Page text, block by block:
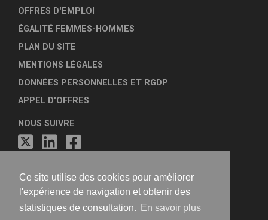
Ce site utilise des cookies pour améliorer
l'expérience de navigation et obtenir des
statistiques de consultation.
En savoir plus
OFFRES D'EMPLOI
ÉGALITÉ FEMMES-HOMMES
PLAN DU SITE
MENTIONS LÉGALES
DONNÉES PERSONNELLES ET RGDP
APPEL D'OFFRES
NOUS SUIVRE